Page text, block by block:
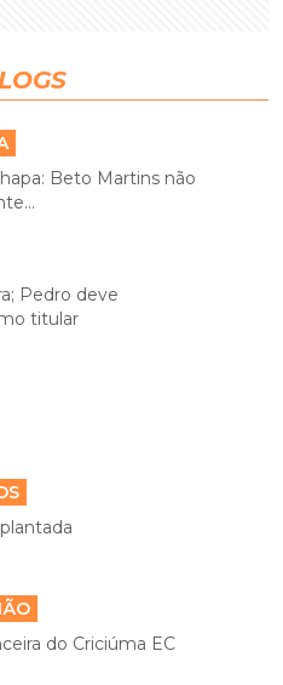
Beto Martins não
Pedro deve
titular
do Criciúma EC